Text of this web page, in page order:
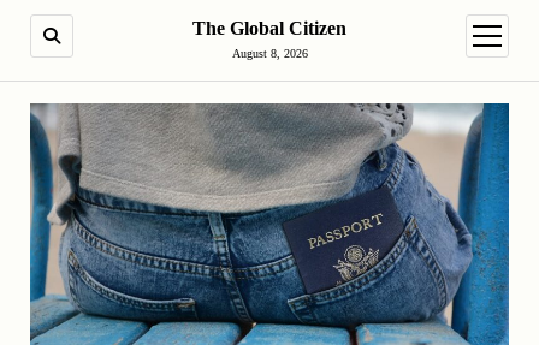
The Global Citizen
August 8, 2026
Menü